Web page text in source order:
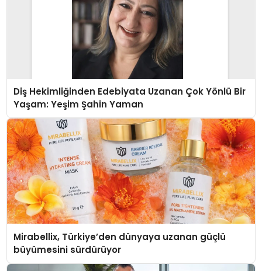
Diş Hekimliğinden Edebiyata Uzanan Çok Yönlü Bir
Yaşam: Yeşim Şahin Yaman
Mirabellix, Türkiye’den dünyaya uzanan güçlü
büyümesini sürdürüyor